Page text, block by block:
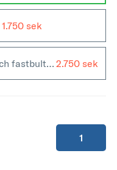
1.750
Leverans med rak inbärning och fastbultning + 2.750